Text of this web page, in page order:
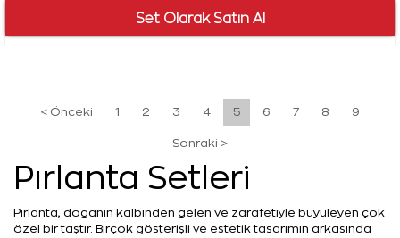
< Önceki 1 2 3 4 5 6 7 8 9
Sonraki >
Pırlanta Setleri
Pırlanta, doğanın kalbinden gelen ve zarafetiyle büyüleyen çok
özel bir taştır. Birçok gösterişli ve estetik tasarımın arkasında